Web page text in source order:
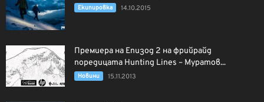
Екипировка 14.10.2015
Премиера на Епизод 2 на фрийрайд
поредицата Hunting Lines – Муратов...
Новини 15.11.2013